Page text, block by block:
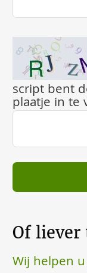
script bent
plaatje in te
Of liever
Wij helpen